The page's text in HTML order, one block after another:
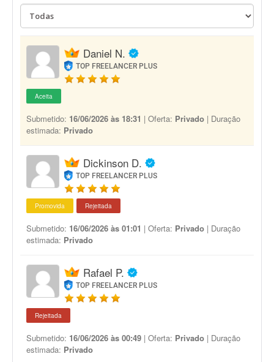
Daniel N.
TOP FREELANCER PLUS
Aceita
Submetido: 16/06/2026 às 18:31 | Oferta: Privado | Duração
estimada: Privado
Dickinson D.
TOP FREELANCER PLUS
Promovida Rejeitada
Submetido: 16/06/2026 às 01:01 | Oferta: Privado | Duração
estimada: Privado
Rafael P.
TOP FREELANCER PLUS
Rejeitada
Submetido: 16/06/2026 às 00:49 | Oferta: Privado | Duração
estimada: Privado